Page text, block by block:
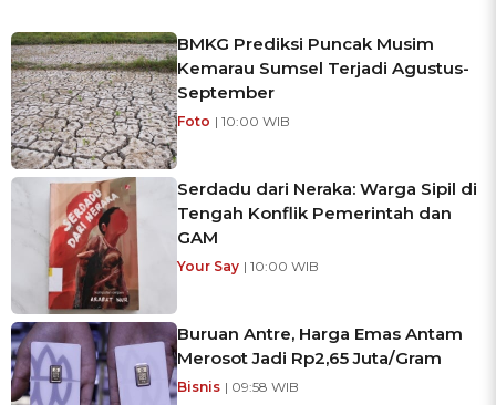
BMKG Prediksi Puncak Musim
Kemarau Sumsel Terjadi Agustus-
September
Foto | 10:00 WIB
Serdadu dari Neraka: Warga Sipil di
Tengah Konflik Pemerintah dan
GAM
Your Say | 10:00 WIB
Buruan Antre, Harga Emas Antam
Merosot Jadi Rp2,65 Juta/Gram
Bisnis | 09:58 WIB